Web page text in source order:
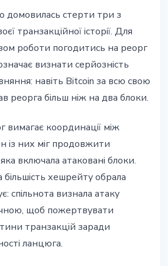
стерти три з
транзакційної історії. Для
роботи погодитись на реорг
визнати серйозність
навіть Bitcoin за всю свою
реорга більш ніж на два блоки.
вимагає координації між
із них міг продовжити
включала атаковані блоки.
хешрейту обрала
спільнота визнала атаку
щоб пожертвувати
транзакцій заради
ланцюга.